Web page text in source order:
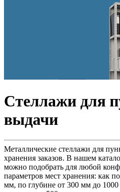
Стеллажи для
выдачи
Металлические стеллажи для
хранения заказов. В нашем
можно подобрать для любой
параметров мест хранения: как
мм, по глубине от 300 мм до